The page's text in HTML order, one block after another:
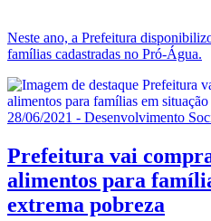
Neste ano, a Prefeitura
famílias cadastradas no Pró-Água.
28/06/2021 - Desenvolvimento
Prefeitura vai
alimentos para
extrema pobreza